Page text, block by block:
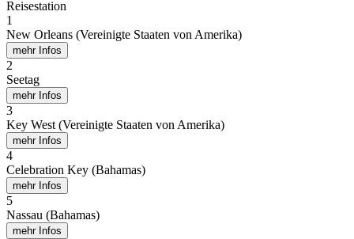
Reisestation
1
New Orleans (Vereinigte Staaten von Amerika)
mehr Infos
2
Seetag
mehr Infos
3
Key West (Vereinigte Staaten von Amerika)
mehr Infos
4
Celebration Key (Bahamas)
mehr Infos
5
Nassau (Bahamas)
mehr Infos